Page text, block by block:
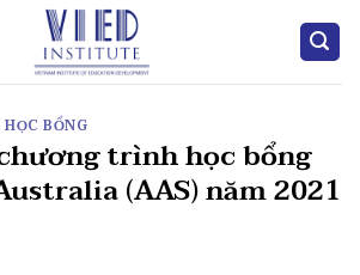
HỌC BỔNG
trình học bổng
(AAS) năm 2021